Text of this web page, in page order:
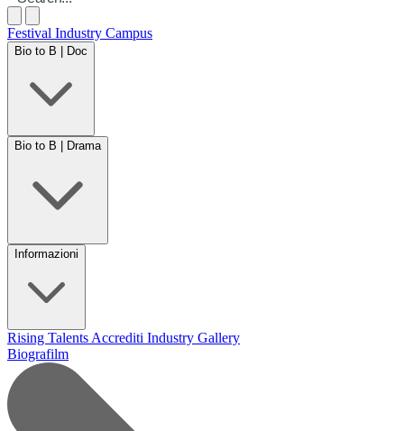
Festival Industry Campus
Bio to B | Doc
Bio to B | Drama
Informazioni
Rising Talents Accrediti Industry Gallery
Biografilm